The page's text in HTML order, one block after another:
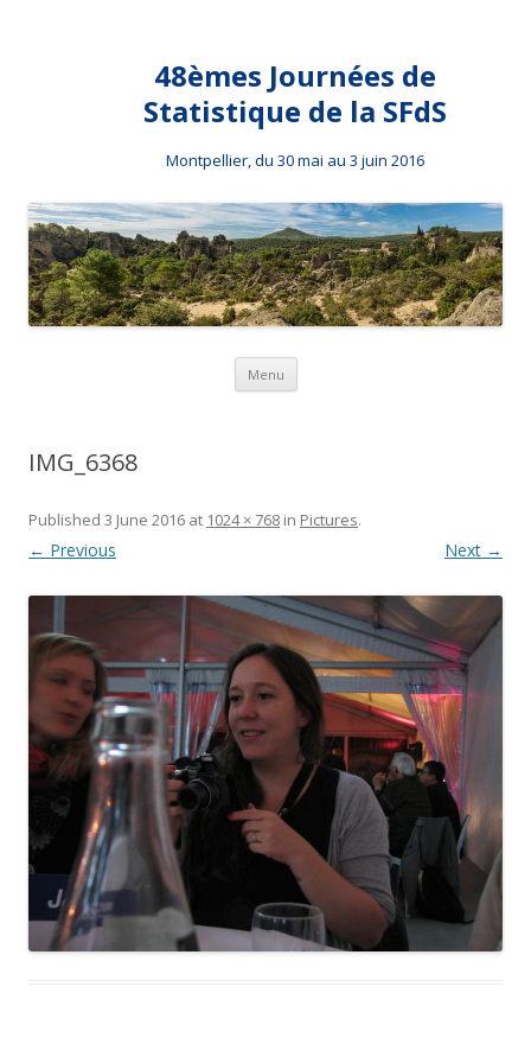
48èmes Journées de
Statistique de la SFdS
Montpellier, du 30 mai au 3 juin 2016
Menu Skip to content
IMG_6368
Published 3 June 2016 at 1024 × 768 in Pictures.
← Previous Next →